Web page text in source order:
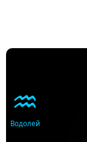
♒
Водолей